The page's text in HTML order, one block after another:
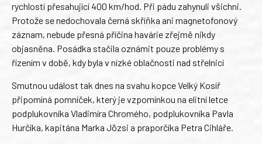
rychlostí přesahující 400 km/hod. Při pádu zahynuli všichni.
Protože se nedochovala černá skříňka ani magnetofonový
záznam, nebude přesná příčina havárie zřejmě nikdy
objasněna. Posádka stačila oznámit pouze problémy s
řízením v době, kdy byla v nízké oblačnosti nad střelnicí
Smutnou událost tak dnes na svahu kopce Velký Kosíř
připomíná pomníček, který je vzpomínkou na elitní letce
podplukovníka Vladimíra Chromého, podplukovníka Pavla
Hurčíka, kapitána Marka Jözsi a praporčíka Petra Cihláře.